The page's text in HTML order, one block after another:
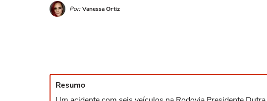
Por: Vanessa Ortiz
Resumo